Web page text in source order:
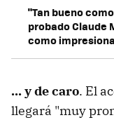
"Tan bueno
probado Claude
como
... y de caro. El
llegará "muy